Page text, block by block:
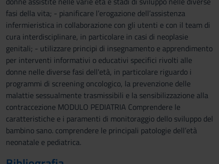
fasi della vita; - pianificare l’erogazione dell’assistenza
infermieristica in collaborazione con gli utenti e con il team di
cura interdisciplinare, in particolare in casi di neoplasie
genitali; - utilizzare principi di insegnamento e apprendimento
per interventi informativi o educativi specifici rivolti alle
donne nelle diverse fasi dell'età, in particolare riguardo i
programmi di screening oncologico, la prevenzione delle
malattie sessualmente trasmissibili e la sensibilizzazione alla
contraccezione MODULO PEDIATRIA Comprendere le
caratteristiche e i paramenti di monitoraggio dello sviluppo del
bambino sano. comprendere le principali patologie dell’età
neonatale e pediatrica.